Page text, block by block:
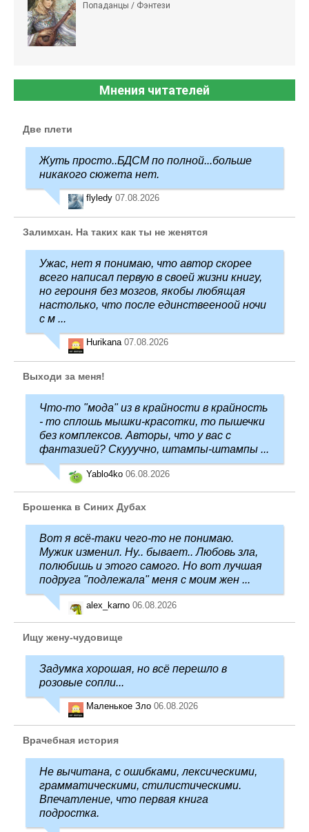
Попаданцы / Фэнтези
Мнения читателей
Две плети
Жуть просто..БДСМ по полной...больше
никакого сюжета нет.
flyledy 07.08.2026
Залимхан. На таких как ты не женятся
Ужас, нет я понимаю, что автор скорее
всего написал первую в своей жизни книгу,
но героиня без мозгов, якобы любящая
настолько, что после единствееноой ночи
с м ...
Hurikana 07.08.2026
Выходи за меня!
Что-то "мода" из в крайности в крайность
- то сплошь мышки-красотки, то пышечки
без комплексов. Авторы, что у вас с
фантазией? Скууучно, штампы-штампы ...
Yablo4ko 06.08.2026
Брошенка в Синих Дубах
Вот я всё-таки чего-то не понимаю.
Мужик изменил. Ну.. бывает.. Любовь зла,
полюбишь и этого самого. Но вот лучшая
подруга "подлежала" меня с моим жен ...
alex_karno 06.08.2026
Ищу жену-чудовище
Задумка хорошая, но всё перешло в
розовые сопли...
Маленькое Зло 06.08.2026
Врачебная история
Не вычитана, с ошибками, лексическими,
грамматическими, стилистическими.
Впечатление, что первая книга
подростка.